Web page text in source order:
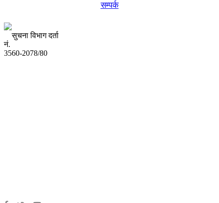
सम्पर्क
सुचना विभाग दर्ता
नं.
3560-2078/80